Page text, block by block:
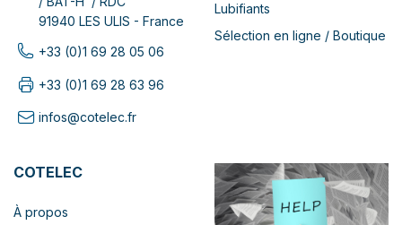
91940 LES ULIS - France
+33 (0)1 69 28 05 06
+33 (0)1 69 28 63 96
infos@cotelec.fr
Lubifiants
Sélection en ligne / Boutique
COTELEC
À propos